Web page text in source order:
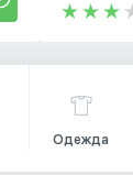
Одежда